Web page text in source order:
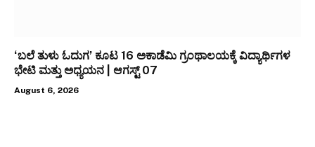
‘ಬಲೆ ತುಳು ಓದುಗ’ ಕೂಟ 16 ಅಕಾಡೆಮಿ ಗ್ರಂಥಾಲಯಕ್ಕೆ ವಿದ್ಯಾರ್ಥಿಗಳ
ಭೇಟಿ ಮತ್ತು ಅಧ್ಯಯನ | ಆಗಸ್ಟ್ 07
August 6, 2026